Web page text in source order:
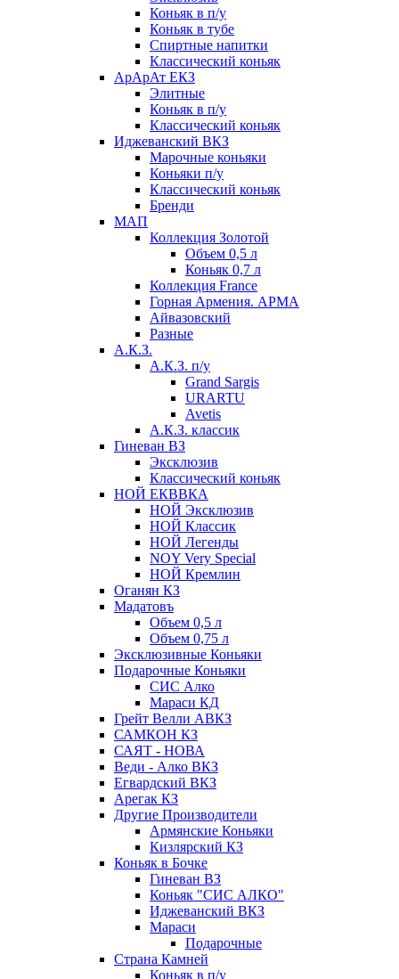
Коньяк в п/у
Коньяк в тубе
Спиртные напитки
Классический коньяк
АрАрАт ЕКЗ
Элитные
Коньяк в п/у
Классический коньяк
Иджеванский ВКЗ
Марочные коньяки
Коньяки п/у
Классический коньяк
Бренди
МАП
Коллекция Золотой
Объем 0,5 л
Коньяк 0,7 л
Коллекция France
Горная Армения. АРМА
Айвазовский
Разные
А.К.З.
А.К.З. п/у
Grand Sargis
URARTU
Avetis
А.К.З. классик
Гиневан ВЗ
Эксклюзив
Классический коньяк
НОЙ ЕКВВКА
НОЙ Эксклюзив
НОЙ Классик
НОЙ Легенды
NOY Very Speсial
НОЙ Кремлин
Оганян КЗ
Мадатовъ
Объем 0,5 л
Объем 0,75 л
Эксклюзивные Коньяки
Подарочные Коньяки
СИС Алко
Мараси КД
Грейт Велли АВКЗ
САМКОН КЗ
САЯТ - НОВА
Веди - Алко ВКЗ
Егвардский ВКЗ
Арегак КЗ
Другие Производители
Армянские Коньяки
Кизлярский КЗ
Коньяк в Бочке
Гиневан ВЗ
Коньяк "СИС АЛКО"
Иджеванский ВКЗ
Мараси
Подарочные
Страна Камней
Коньяк в п/у